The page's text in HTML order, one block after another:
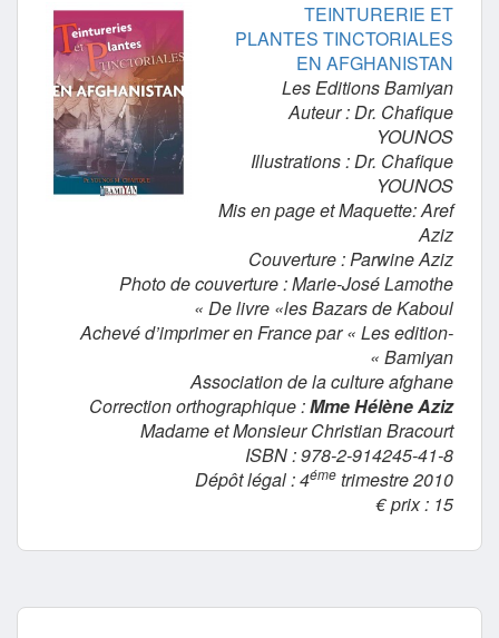
TEINTURERIE ET
PLANTES TINCTORIALES
EN AFGHANISTAN
Les Editions Bamiyan
Auteur : Dr. Chafique
YOUNOS
Illustrations : Dr. Chafique
YOUNOS
Mis en page et Maquette: Aref
Aziz
Couverture : Parwine Aziz
Photo de couverture : Marie-José Lamothe
De livre «les Bazars de Kaboul »
Achevé d’imprimer en France par « Les edition-
Bamiyan »
Association de la culture afghane
Correction orthographique :Mme Hélène Aziz
Madame et Monsieur Christian Bracourt
ISBN : 978-2-914245-41-8
Dépôt légal : 4éme trimestre 2010
prix : 15 €